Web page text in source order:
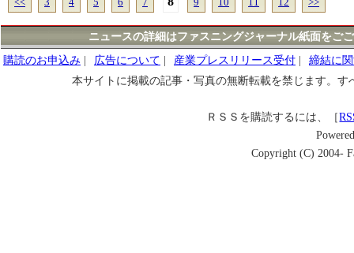
ニュースの詳細はファスニングジャーナル紙面をご
購読のお申込み
広告について 産業プレスリリース受付
締結に
本サイトに掲載の記事・写真の無断転載を禁じます。
ＲＳＳを購読するには、［
Copyright (C) 2004-